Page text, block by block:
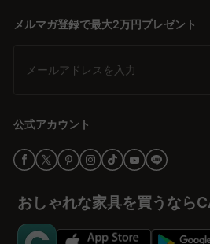
かれた素材で作られています。その耐
ば驚くほどコストパフォーマンスが高
「どれを選べばいいの？」そんな迷いも
屋にぴったりのシングルベッドやコー
らに、24時間対応のカスタマーサポー
をお届け。CAGUUUは、ただの家具販
メルマガ登録で最大2万円プレゼント
メールアドレスを入力
公式アカウント
おしゃれな家具を買うなら